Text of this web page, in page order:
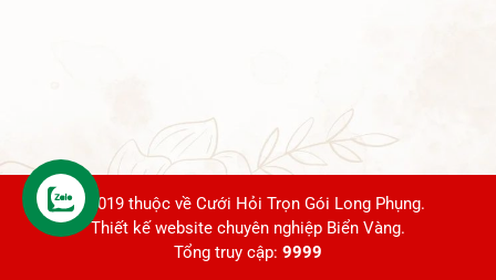
© 2019 thuộc về Cưới Hỏi Trọn Gói Long Phụng.
Thiết kế website chuyên nghiệp Biển Vàng.
Tổng truy cập: 9999